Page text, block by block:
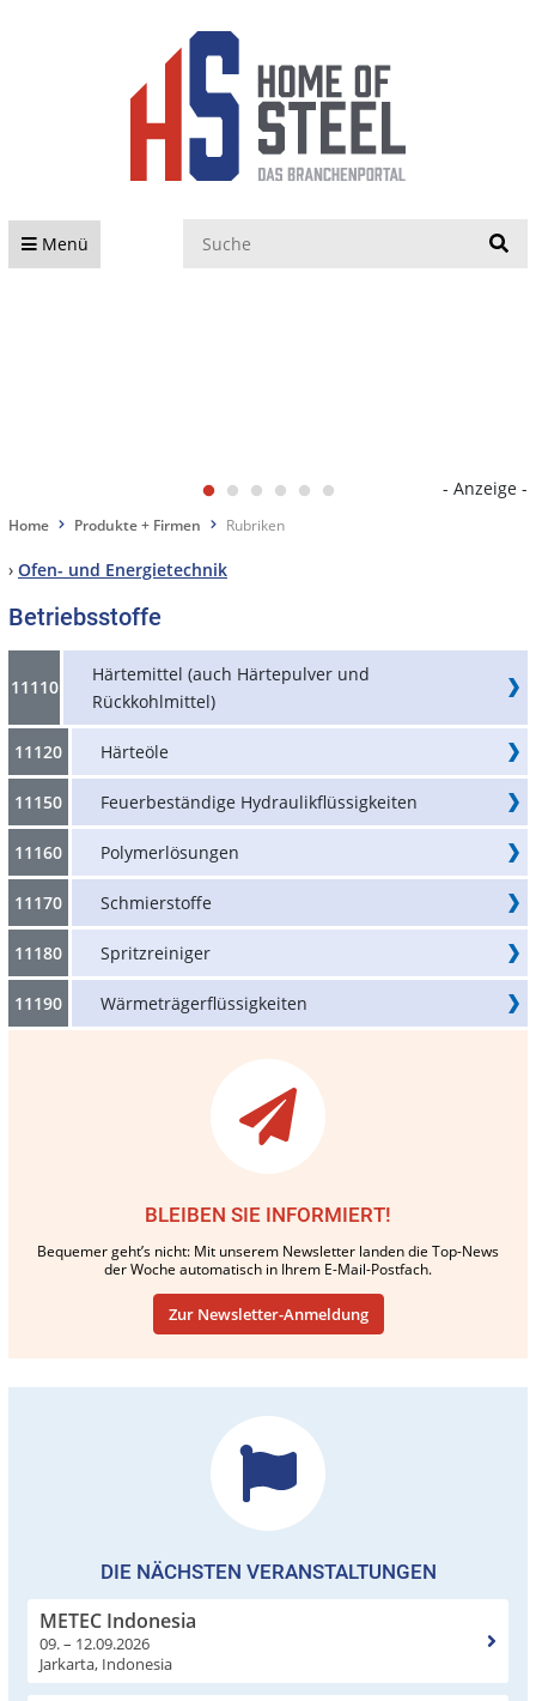
Menü
- Anzeige -
Home Produkte + Firmen Rubriken
› Ofen- und Energietechnik
Betriebsstoffe
11110
Härtemittel (auch Härtepulver und
Rückkohlmittel)
11120 Härteöle
11150 Feuerbeständige Hydraulikflüssigkeiten
11160 Polymerlösungen
11170 Schmierstoffe
11180 Spritzreiniger
11190 Wärmeträgerflüssigkeiten
BLEIBEN SIE INFORMIERT!
Bequemer geht’s nicht: Mit unserem Newsletter landen die Top-News
der Woche automatisch in Ihrem E-Mail-Postfach.
Zur Newsletter-Anmeldung
DIE NÄCHSTEN VERANSTALTUNGEN
METEC Indonesia
09. – 12.09.2026
Jarkarta, Indonesia